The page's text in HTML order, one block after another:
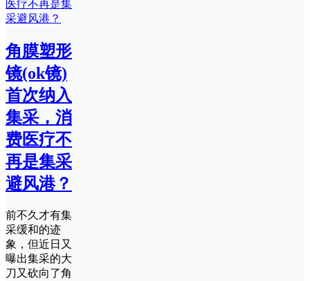
角膜塑形
镜(ok镜)
首次纳入
集采，消
费医疗不
再是集采
避风港？
前不久才有集
采缓和的迹
象，但近日又
曝出集采的大
刀又砍向了角